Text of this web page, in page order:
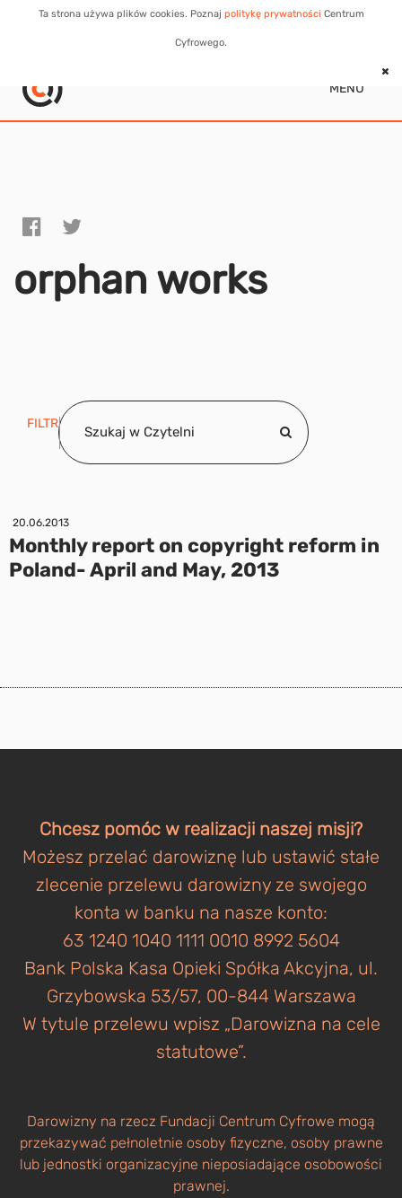
Ta strona używa plików cookies. Poznaj politykę prywatności Centrum
Cyfrowego.
MENU
orphan works
FILTR
20.06.2013
Monthly report on copyright reform in
Poland- April and May, 2013
Chcesz pomóc w realizacji naszej misji?
Możesz przelać darowiznę lub ustawić stałe
zlecenie przelewu darowizny ze swojego
konta w banku na nasze konto:
63 1240 1040 1111 0010 8992 5604
Bank Polska Kasa Opieki Spółka Akcyjna, ul.
Grzybowska 53/57, 00-844 Warszawa
W tytule przelewu wpisz „Darowizna na cele
statutowe”.
Darowizny na rzecz Fundacji Centrum Cyfrowe mogą
przekazywać pełnoletnie osoby fizyczne, osoby prawne
lub jednostki organizacyjne nieposiadające osobowości
prawnej.